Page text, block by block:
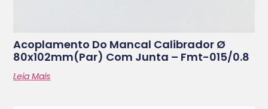
Acoplamento Do Mancal Calibrador Ø
80x102mm(par) Com Junta – Fmt-015/0.8
Leia Mais